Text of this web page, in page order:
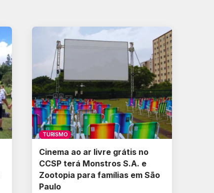
TURISMO
Cinema ao ar livre grátis no
CCSP terá Monstros S.A. e
Zootopia para famílias em São
Paulo